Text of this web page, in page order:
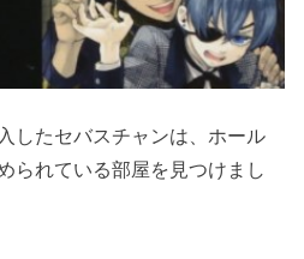
したセバスチャンは、ホール
られている部屋を見つけまし